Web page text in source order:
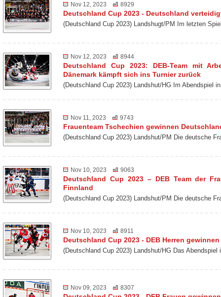
Nov 12, 2023 8929
Deutschland Cup 2023 - Deutschland
(Deutschland Cup 2023) Landshugt/PM Im letzten
Nov 12, 2023 8944
Deutschland Cup 2023: DEB-Team mit
Dänemark kämpft sich ins Turnier zurück
(Deutschland Cup 2023) Landshut/HG Im Abendspiel
Nov 11, 2023 9743
Frauenteam Tschechien gewinnen
(Deutschland Cup 2023) Landshut/PM Die deutsche
Nov 10, 2023 9063
Deutschland Cup 2023 – DEB Team der
Finnland
(Deutschland Cup 2023) Landshut/PM Die deutsche
Nov 10, 2023 8911
Deutschland Cup 2023 - DEB Herren
(Deutschland Cup 2023) Landshut/HG Das
Nov 09, 2023 8307